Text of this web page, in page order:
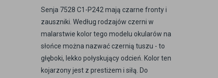
Senja 7528 C1-P242 mają czarne fronty i
zauszniki. Według rodzajów czerni w
malarstwie kolor tego modelu okularów na
słońce można nazwać czernią tuszu - to
głęboki, lekko połyskujący odcień. Kolor ten
kojarzony jest z prestiżem i siłą. Do